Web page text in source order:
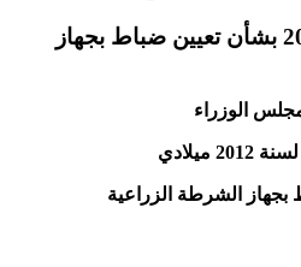
قرار رقم (153) لسنة 2012 بشأن تعيين ضباط بجهاز
الوزراء
الشرطة الزراعية